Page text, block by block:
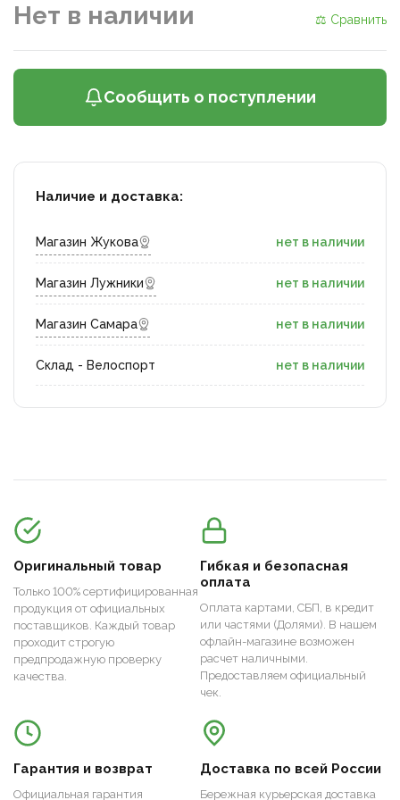
Нет в наличии ⚖ Сравнить
Сообщить о поступлении
Наличие и доставка:
Магазин Жукова нет в наличии
Магазин Лужники нет в наличии
Магазин Самара нет в наличии
Склад - Велоспорт нет в наличии
Оригинальный товар
Только 100% сертифицированная
продукция от официальных
поставщиков. Каждый товар
проходит строгую
предпродажную проверку
качества.
Гибкая и безопасная
оплата
Оплата картами, СБП, в кредит
или частями (Долями). В нашем
офлайн-магазине возможен
расчет наличными.
Предоставляем официальный
чек.
Гарантия и возврат
Официальная гарантия
Доставка по всей России
Бережная курьерская доставка